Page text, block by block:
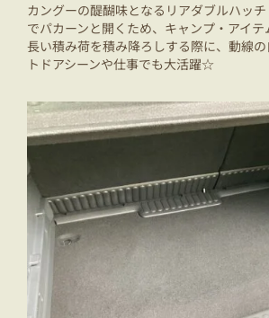
カングーの醍醐味となるリアダブルハッ
でパカーンと開くため、キャンプ・アイテ
長い積み荷を積み降ろしする際に、動線
トドアシーンや仕事でも大活躍☆